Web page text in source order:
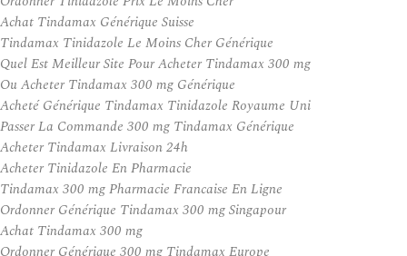
Achat Tindamax Générique Suisse
Tindamax Tinidazole Le Moins Cher Générique
Quel Est Meilleur Site Pour Acheter Tindamax 300 mg
Ou Acheter Tindamax 300 mg Générique
Acheté Générique Tindamax Tinidazole Royaume Uni
Passer La Commande 300 mg Tindamax Générique
Acheter Tindamax Livraison 24h
Acheter Tinidazole En Pharmacie
Tindamax 300 mg Pharmacie Francaise En Ligne
Ordonner Générique Tindamax 300 mg Singapour
Achat Tindamax 300 mg